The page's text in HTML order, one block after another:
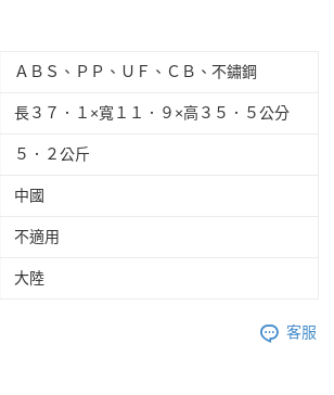
ＡＢＳ、ＰＰ、ＵＦ、ＣＢ、不鏽鋼
長３７．１×寬１１．９×高３５．５公分
５．２公斤
中國
不適用
大陸
客服